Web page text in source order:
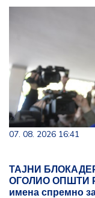
07. 08. 2026 16:41
ТАЈНИ
ОГОЛИО ОПШТИ
имена спремно